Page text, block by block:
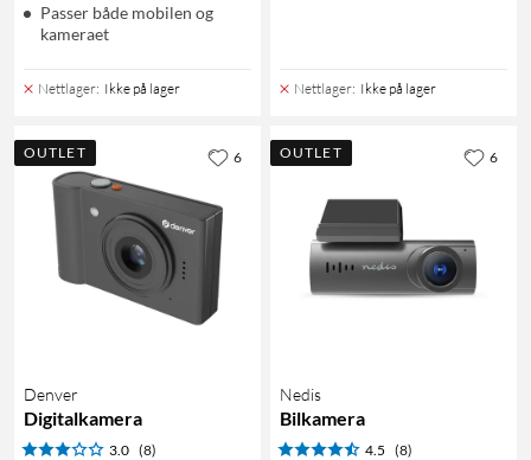
Passer både mobilen og
kameraet
Nettlager: Ikke på lager Nettlager: Ikke på lager
OUTLET
Denver
Digitalkamera
3.0 (8)
6 OUTLET
Nedis
Bilkamera
4.5 (8)
6